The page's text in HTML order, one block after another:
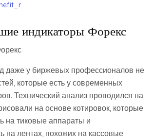
индикаторы Форекс
даже у биржевых профессионалов не
которые есть у современных
Технический анализ проводился на
на основе котировок, которые
на тиковые аппараты и
на лентах, похожих на кассовые.